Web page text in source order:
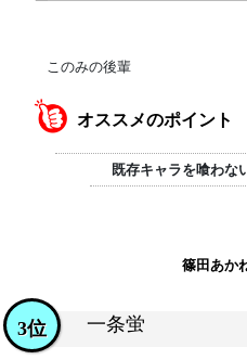
このみの後輩
オススメのポイント
既存キャラを喰わな
篠田あか
一条蛍
3位